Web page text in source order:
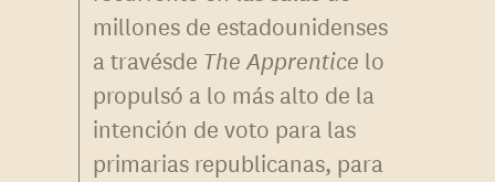
millones de estadounidenses
a travésde The Apprentice lo
propulsó a lo más alto de la
intención de voto para las
primarias republicanas, para